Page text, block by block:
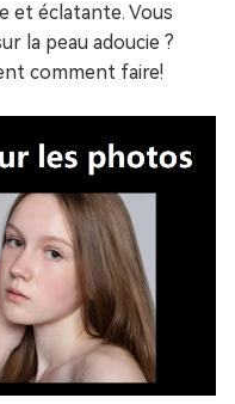
et éclatante. Vous
la peau adoucie ?
comment faire!